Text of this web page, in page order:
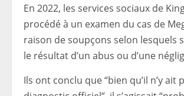
En 2022, les services sociaux de
procédé à un examen du cas de
raison de soupçons selon lesquels
le résultat d’un abus ou d’une
Ils ont conclu que “bien qu’il n’y ait